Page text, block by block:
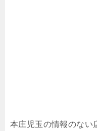
本庄児玉の情報のない